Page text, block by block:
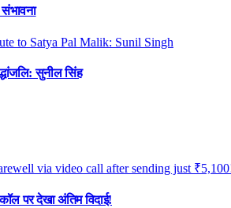
सुनील सिंह
पर देखा अंतिम विदाई!